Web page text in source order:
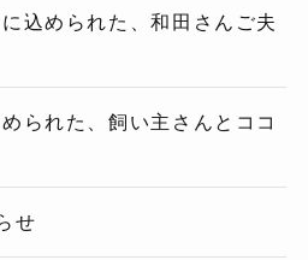
込められた、和田さんご夫
られた、飼い主さんとココ
せ